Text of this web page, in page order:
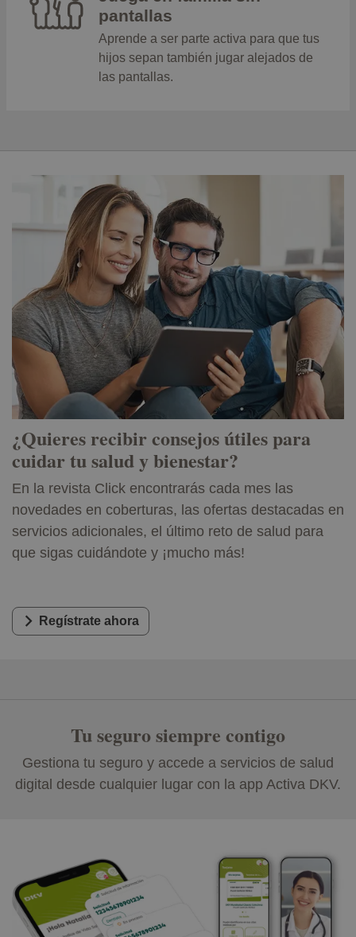
pantallas
Aprende a ser parte activa para que tus
hijos sepan también jugar alejados de
las pantallas.
¿Quieres recibir consejos útiles para
cuidar tu salud y bienestar?
En la revista Click encontrarás cada mes las
novedades en coberturas, las ofertas destacadas en
servicios adicionales, el último reto de salud para
que sigas cuidándote y ¡mucho más!
Regístrate ahora
Tu seguro siempre contigo
Gestiona tu seguro y accede a servicios de salud
digital desde cualquier lugar con la app Activa DKV.